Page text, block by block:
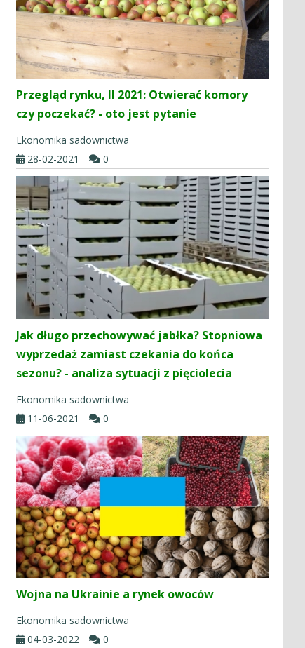
Przegląd rynku, II 2021: Otwierać komory
czy poczekać? - oto jest pytanie
Ekonomika sadownictwa
28-02-2021
0
Jak długo przechowywać jabłka? Stopniowa
wyprzedaż zamiast czekania do końca
sezonu? - analiza sytuacji z pięciolecia
Ekonomika sadownictwa
11-06-2021
0
Wojna na Ukrainie a rynek owoców
Ekonomika sadownictwa
04-03-2022
0